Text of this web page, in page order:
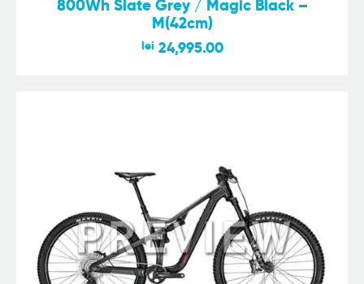
800Wh Slate Grey / Magic Black –
M(42cm)
lei 24,995.00